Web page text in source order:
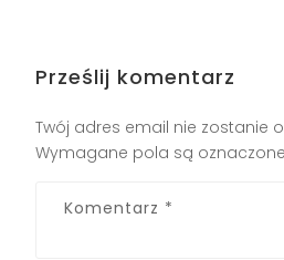
Prześlij komentarz
Twój adres email nie zostanie
Wymagane pola są oznaczone